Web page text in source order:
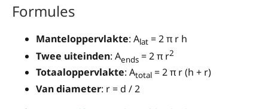
Formules
Manteloppervlakte: Alat = 2 π r h
Twee uiteinden: Aends = 2 π r2
Totaaloppervlakte: Atotal = 2 π r (h + r)
Van diameter: r = d / 2